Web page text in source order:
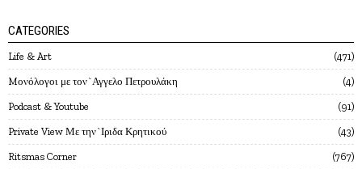
CATEGORIES
Life & Art 471
Mονόλογοι με τον`Αγγελο Πετρουλάκη 4
Podcast & Youtube 91
Private View Με την`Ιριδα Κρητικού 43
Ritsmas Corner 767